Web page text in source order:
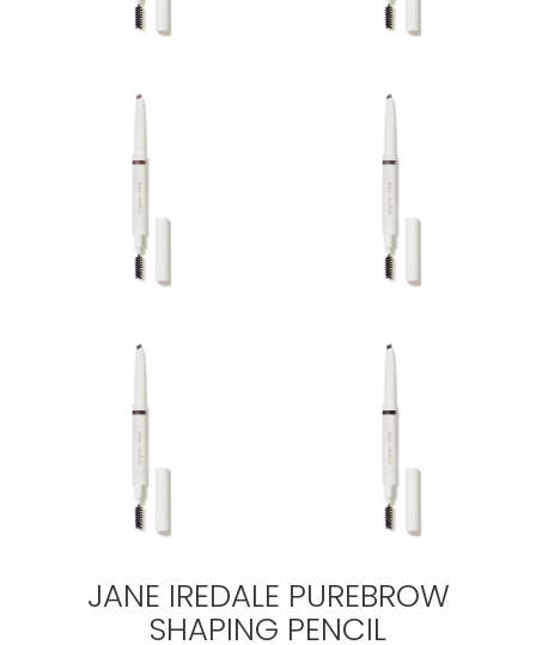
JANE IREDALE PUREBROW
SHAPING PENCIL